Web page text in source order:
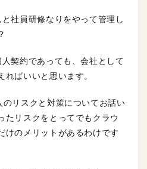
社員研修なりをやって管理し
契約であっても、会社として
ばいいと思います。
リスクと対策についてお話い
たリスクをとってでもクラウ
けのメリットがあるわけです